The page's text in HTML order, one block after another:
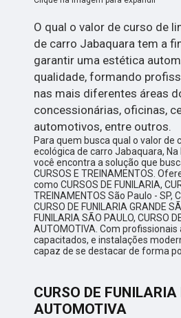
O qual o valor de curso de
de carro Jabaquara tem a
garantir uma estética
qualidade, formando
nas mais diferentes áreas
concessionárias, oficinas,
automotivos, entre outros.
Para quem busca qual o valor de
ecológica de carro Jabaquara, Na
você encontra a solução que
CURSOS E TREINAMENTOS.
como CURSOS DE FUNILARIA,
TREINAMENTOS São Paulo - SP,
CURSO DE FUNILARIA GRANDE
FUNILARIA SÃO PAULO, CURSO
AUTOMOTIVA. Com
capacitados, e instalações
capaz de se destacar de forma
CURSO DE
AUTOMOTIVA